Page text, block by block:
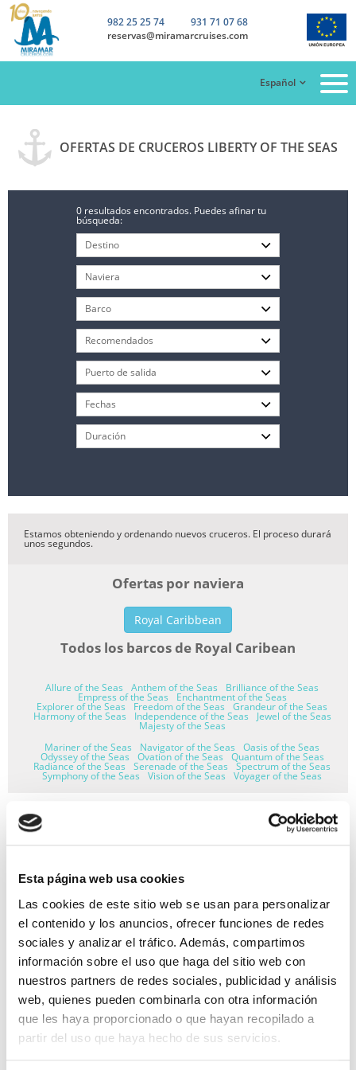
Esta página web usa cookies
Las cookies de este sitio web se usan para personalizar
el contenido y los anuncios, ofrecer funciones de redes
sociales y analizar el tráfico. Además, compartimos
información sobre el uso que haga del sitio web con
nuestros partners de redes sociales, publicidad y análisis
web, quienes pueden combinarla con otra información
que les haya proporcionado o que hayan recopilado a
partir del uso que haya hecho de sus servicios.
982 25 25 74
931 71 07 68
reservas@miramarcruises.com
Español
OFERTAS DE CRUCEROS LIBERTY OF THE SEAS
0 resultados encontrados. Puedes afinar tu
búsqueda:
Estamos obteniendo y ordenando nuevos cruceros. El proceso durará
unos segundos.
Ofertas por naviera
Royal Caribbean
Todos los barcos de Royal Caribean
Allure of the Seas Anthem of the Seas Brilliance of the Seas
Empress of the Seas Enchantment of the Seas
Explorer of the Seas Freedom of the Seas Grandeur of the Seas
Harmony of the Seas Independence of the Seas Jewel of the Seas
Majesty of the Seas
Mariner of the Seas
Navigator of the Seas Oasis of the Seas
Odyssey of the Seas Ovation of the Seas Quantum of the Seas
Radiance of the Seas Serenade of the Seas Spectrum of the Seas
Symphony of the Seas Vision of the Seas Voyager of the Seas
RESERVAS MIRAMAR
SEGURO DE VIAJE
INFORMACIÓN ÚTIL